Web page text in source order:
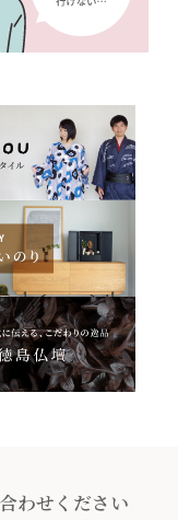
わせください